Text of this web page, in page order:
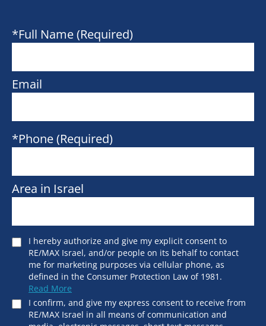
*Full Name (Required)
Email
*Phone (Required)
Area in Israel
I hereby authorize and give my explicit consent to
RE/MAX Israel, and/or people on its behalf to contact
me for marketing purposes via cellular phone, as
defined in the Consumer Protection Law of 1981.
Read More
I confirm, and give my express consent to receive from
RE/MAX Israel in all means of communication and